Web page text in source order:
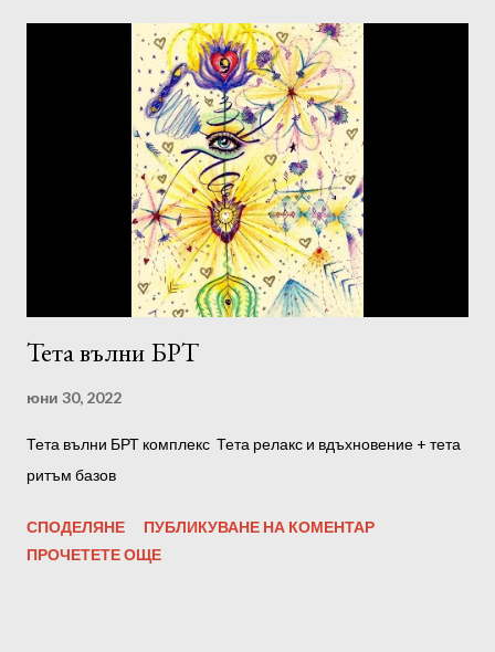
Тета вълни БРТ
юни 30, 2022
Тета вълни БРТ комплекс Тета релакс и вдъхновение + тета
ритъм базов
СПОДЕЛЯНЕ
ПУБЛИКУВАНЕ НА КОМЕНТАР
ПРОЧЕТЕТЕ ОЩЕ